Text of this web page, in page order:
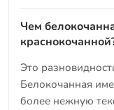
Чем
Это
Белокочанная
более нежную